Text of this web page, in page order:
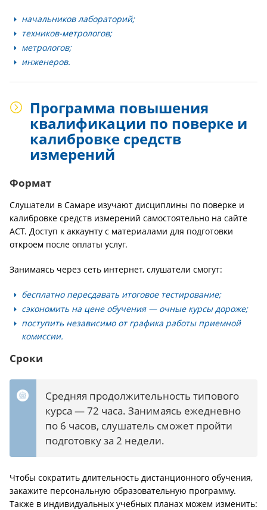
начальников лабораторий;
техников-метрологов;
метрологов;
инженеров.
Программа повышения
квалификации по поверке и
калибровке средств
измерений
Формат
Слушатели в Самаре изучают дисциплины по поверке и
калибровке средств измерений самостоятельно на сайте
АСТ. Доступ к аккаунту с материалами для подготовки
откроем после оплаты услуг.
Занимаясь через сеть интернет, слушатели смогут:
бесплатно пересдавать итоговое тестирование;
сэкономить на цене обучения — очные курсы дороже;
поступить независимо от графика работы приемной
комиссии.
Сроки
Средняя продолжительность типового
курса — 72 часа. Занимаясь ежедневно
по 6 часов, слушатель сможет пройти
подготовку за 2 недели.
Чтобы сократить длительность дистанционного обучения,
закажите персональную образовательную программу.
Также в индивидуальных учебных планах можем изменить: